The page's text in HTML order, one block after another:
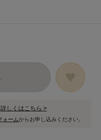
詳しくはこちら >
ォームからお申し込みください。